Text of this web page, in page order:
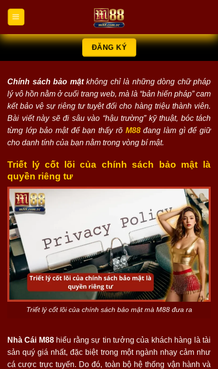
đến
dung
ĐĂNG KÝ
Chính sách bảo mậtkhông chỉ là những dòng chữ pháp
lý vô hồn nằm ở cuối trang web, mà là “bản hiến pháp” cam
kết bảo vệ sự riêng tư tuyệt đối cho hàng triệu thành viên.
Bài viết này sẽ đi sâu vào “hậu trường” kỹ thuật, bóc tách
từng lớp bảo mật để bạn thấy rõ M88đang làm gì để giữ
cho danh tính của bạn nằm trong vòng bí mật.
Triết lý cốt lõi của chính sách bảo mật là
quyền riêng tư
Triết lý cốt lõi của chính sách bảo mật mà M88 đưa ra
Nhà Cái M88hiểu rằng sự tin tưởng của khách hàng là tài
sản quý giá nhất, đặc biệt trong một ngành nhạy cảm như
cá cược trực tuyến. Do đó, toàn bộ hệ thống vận hành và